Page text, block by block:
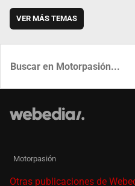
VER MÁS TEMAS
Motorpasión
Otras publicaciones de